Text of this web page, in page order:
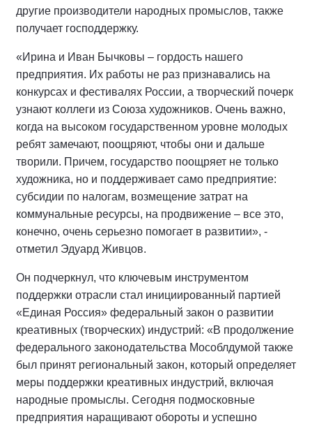
другие производители народных промыслов, также
получает господдержку.
«Ирина и Иван Бычковы – гордость нашего
предприятия. Их работы не раз признавались на
конкурсах и фестивалях России, а творческий почерк
узнают коллеги из Союза художников. Очень важно,
когда на высоком государственном уровне молодых
ребят замечают, поощряют, чтобы они и дальше
творили. Причем, государство поощряет не только
художника, но и поддерживает само предприятие:
субсидии по налогам, возмещение затрат на
коммунальные ресурсы, на продвижение – все это,
конечно, очень серьезно помогает в развитии», -
отметил Эдуард Живцов.
Он подчеркнул, что ключевым инструментом
поддержки отрасли стал инициированный партией
«Единая Россия» федеральный закон о развитии
креативных (творческих) индустрий: «В продолжение
федерального законодательства Мособлдумой также
был принят региональный закон, который определяет
меры поддержки креативных индустрий, включая
народные промыслы. Сегодня подмосковные
предприятия наращивают обороты и успешно